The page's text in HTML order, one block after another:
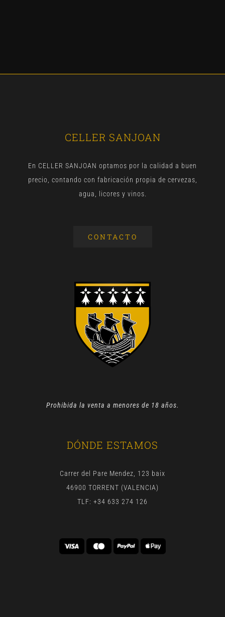
CELLER SANJOAN
En CELLER SANJOAN optamos por la calidad a buen
precio, contando con fabricación propia de cervezas,
agua, licores y vinos.
CONTACTO
Prohibida la venta a menores de 18 años.
DÓNDE ESTAMOS
Carrer del Pare Mendez, 123 baix
46900 TORRENT (VALENCIA)
TLF: +34 633 274 126